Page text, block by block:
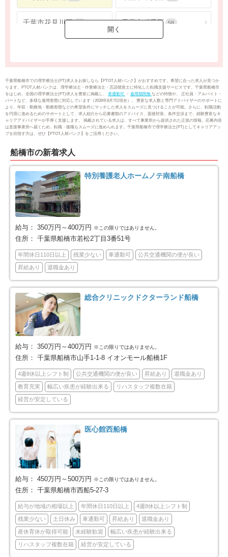
千葉市花見川区 千葉市稲毛区 58
市川市 88 船橋市 176
館山市 14 木更津市 20
松戸市 136
茂原市 22 成田市 15
佐倉市 49
旭市 9
柏市 122 勝浦市 1
市原市 51
八千代市 54 我孫子市 23
鴨川市 12
君津市 2 富津市 6
浦安市 46 四街道市 35
袖ケ浦市 11
印西市 白井市
富里市 12
匝瑳市 4
山武市 15 いすみ市 14
印旛郡酒々井町 4 印旛郡栄町 3
香取郡東庄町 5 大網白里市
千葉県船橋市での理学療法士(PT)求人をお探しなら【PTOT人材バンク】がおすすめです。希望に合った求人が見つか
ります。PTOT人材バンクは、理学療法士・作業療法士・言語聴覚士に特化した転職支援サービスです。千葉県船橋市
をはじめ、全国の理学療法士(PT)求人を豊富に掲載し、 車通勤可 ・ 雇用期間無 などの特徴や、 正社員・アルバイト・
パートなど、多様な雇用形態に対応しています（2026年8月7日現在）。 豊富な求人数と専門アドバイザーのサポートに
より、年収・勤務地・勤務形態などの希望条件にマッチした求人をスムーズに見つけることが可能。さらに、転職活動
を円滑に進めるためのサポートとして、求人紹介から応募書類のアドバイス、面接対策、条件交渉まで、経験豊富なキ
ャリアアドバイザーが手厚く支援します。 掲載されている求人は、すべて事業所から提供された正規の情報。応募内容
は直接事業所へ届くため、転職・復職もスムーズに進められます。千葉県船橋市で理学療法士(PT)としてキャリアアッ
プを目指す方は、ぜひ【PTOT人材バンク】をご活用ください。
船橋市の新着求人
特別養護老人ホームノテ南船橋
給与： 350万円～400万円 ※この限りではありません。
住所： 千葉県船橋市若松2丁目3番51号
年間休日110日以上 残業少ない 車通勤可 公共交通機関の便が良い
昇給あり 退職金あり
総合クリニックドクターランド船橋
給与： 350万円～400万円 ※この限りではありません。
住所： 千葉県船橋市山手1-1-8 イオンモール船橋1F
4週8休以上シフト制 公共交通機関の便が良い 昇給あり 退職金あり
教育充実 幅広い疾患が経験出来る リハスタッフ複数在籍
経営が安定している
医心館西船橋
給与： 450万円～500万円 ※この限りではありません。
住所： 千葉県船橋市西船5-27-3
給与が地域の相場以上 年間休日110日以上 4週8休以上シフト制
残業少ない 土日休み 車通勤可 昇給あり 退職金あり
産休育休が取得可能 未経験歓迎 幅広い疾患が経験出来る
リハスタッフ複数在籍 経営が安定している